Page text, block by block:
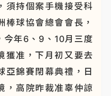
須持個案手機接受科
棒球協會總會會長，
今年6、9、10月三度
獲准，下月初又要去
亞錦賽閉幕典禮，日
，高院昨裁准辜仲諒